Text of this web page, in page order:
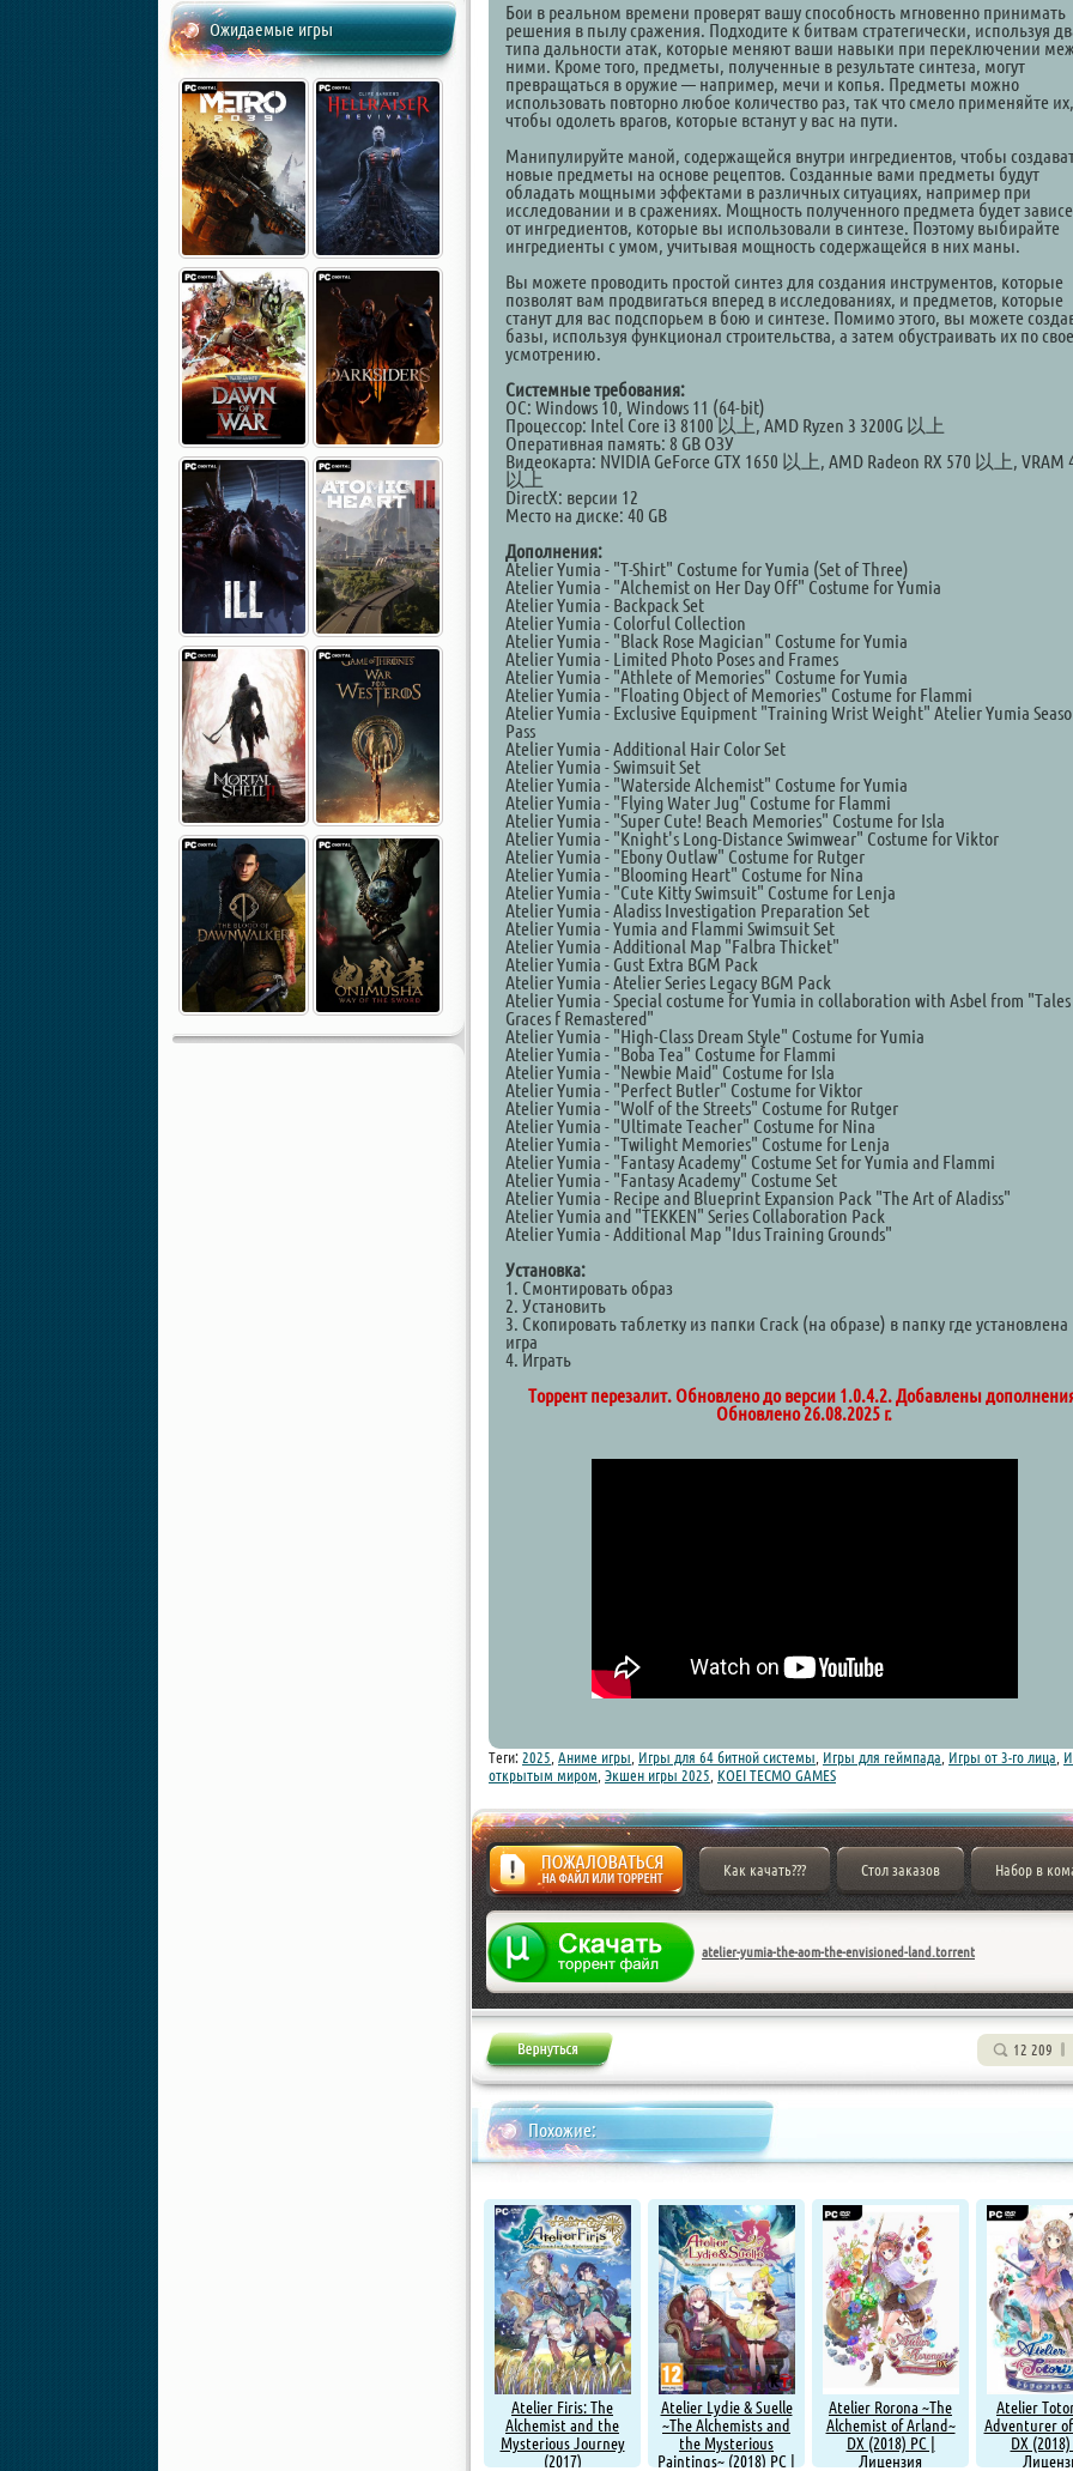
Ожидаемые игры
Бои в реальном времени проверят вашу способность мгновенно принимать
решения в пылу сражения. Подходите к битвам стратегически, используя
типа дальности атак, которые меняют ваши навыки при переключении
ними. Кроме того, предметы, полученные в результате синтеза, могут
превращаться в оружие — например, мечи и копья. Предметы можно
использовать повторно любое количество раз, так что смело применяйте их,
чтобы одолеть врагов, которые встанут у вас на пути.
Манипулируйте маной, содержащейся внутри ингредиентов, чтобы
новые предметы на основе рецептов. Созданные вами предметы будут
обладать мощными эффектами в различных ситуациях, например при
исследовании и в сражениях. Мощность полученного предмета будет
от ингредиентов, которые вы использовали в синтезе. Поэтому выбирайте
ингредиенты с умом, учитывая мощность содержащейся в них маны.
Вы можете проводить простой синтез для создания инструментов, которые
позволят вам продвигаться вперед в исследованиях, и предметов, которые
станут для вас подспорьем в бою и синтезе. Помимо этого, вы можете
базы, используя функционал строительства, а затем обустраивать их по
усмотрению.
Системные требования:
ОС: Windows 10, Windows 11 (64-bit)
Процессор: Intel Core i3 8100 以上, AMD Ryzen 3 3200G 以上
Оперативная память: 8 GB ОЗУ
Видеокарта: NVIDIA GeForce GTX 1650 以上, AMD Radeon RX 570 以上, VRAM
以上
DirectX: версии 12
Место на диске: 40 GB
Дополнения:
Atelier Yumia - "T-Shirt" Costume for Yumia (Set of Three)
Atelier Yumia - "Alchemist on Her Day Off" Costume for Yumia
Atelier Yumia - Backpack Set
Atelier Yumia - Colorful Collection
Atelier Yumia - "Black Rose Magician" Costume for Yumia
Atelier Yumia - Limited Photo Poses and Frames
Atelier Yumia - "Athlete of Memories" Costume for Yumia
Atelier Yumia - "Floating Object of Memories" Costume for Flammi
Atelier Yumia - Exclusive Equipment "Training Wrist Weight" Atelier Yumia
Pass
Atelier Yumia - Additional Hair Color Set
Atelier Yumia - Swimsuit Set
Atelier Yumia - "Waterside Alchemist" Costume for Yumia
Atelier Yumia - "Flying Water Jug" Costume for Flammi
Atelier Yumia - "Super Cute! Beach Memories" Costume for Isla
Atelier Yumia - "Knight's Long-Distance Swimwear" Costume for Viktor
Atelier Yumia - "Ebony Outlaw" Costume for Rutger
Atelier Yumia - "Blooming Heart" Costume for Nina
Atelier Yumia - "Cute Kitty Swimsuit" Costume for Lenja
Atelier Yumia - Aladiss Investigation Preparation Set
Atelier Yumia - Yumia and Flammi Swimsuit Set
Atelier Yumia - Additional Map "Falbra Thicket"
Atelier Yumia - Gust Extra BGM Pack
Atelier Yumia - Atelier Series Legacy BGM Pack
Atelier Yumia - Special costume for Yumia in collaboration with Asbel from
Graces f Remastered"
Atelier Yumia - "High-Class Dream Style" Costume for Yumia
Atelier Yumia - "Boba Tea" Costume for Flammi
Atelier Yumia - "Newbie Maid" Costume for Isla
Atelier Yumia - "Perfect Butler" Costume for Viktor
Atelier Yumia - "Wolf of the Streets" Costume for Rutger
Atelier Yumia - "Ultimate Teacher" Costume for Nina
Atelier Yumia - "Twilight Memories" Costume for Lenja
Atelier Yumia - "Fantasy Academy" Costume Set for Yumia and Flammi
Atelier Yumia - "Fantasy Academy" Costume Set
Atelier Yumia - Recipe and Blueprint Expansion Pack "The Art of Aladiss"
Atelier Yumia and "TEKKEN" Series Collaboration Pack
Atelier Yumia - Additional Map "Idus Training Grounds"
Установка:
1. Смонтировать образ
2. Установить
3. Скопировать таблетку из папки Crack (на образе) в папку где установлена
игра
4. Играть
Торрент перезалит. Обновлено до версии 1.0.4.2. Добавлены
Обновлено 26.08.2025 г.
Теги: 2025 Аниме игры Игры для 64 битной системы Игры для геймпада Игры от 3-го лица
открытым миром Экшен игры 2025 KOEI TECMO GAMES
Жалоба
Как качать??? Стол заказов Набор в
atelier-yumia-the-aom-the-envisioned-land.torrent
12 209
Похожие:
Atelier Firis: The
Alchemist and the
Mysterious Journey
(2017)
Atelier Lydie & Suelle
~The Alchemists and
the Mysterious
Paintings~ (2018) PC |
Atelier Rorona ~The
Alchemist of Arland~
DX (2018) PC |
Лицензия
Atelier
Adventurer
DX